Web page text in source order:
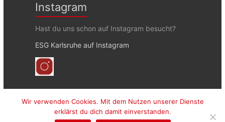
Instagram
Hast du uns schon auf Instagram besucht?
ESG Karlsruhe auf Instagram
Wir verwenden Cookies. Mit dem Nutzen unserer Dienste
erklärst du dich damit einverstanden.